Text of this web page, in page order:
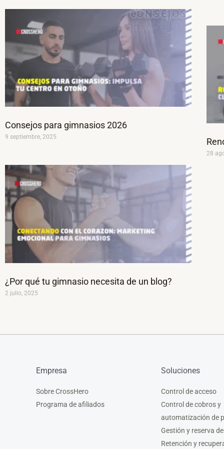
Consejos para gimnasios 2026
9 septiembre, 2025
28
¿Por qué tu gimnasio necesita de un blog?
2 julio, 2025
Empresa
Sobre CrossHero
Programa de afiliados
Soluciones
Control de acceso
Control de cobros y
automatización de
Gestión y reserva
Retención y